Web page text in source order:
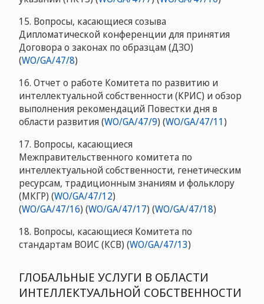
15. Вопросы, касающиеся созыва
Дипломатической конференции для принятия
Договора о законах по образцам (ДЗО)
(WO/GA/47/8)
16. Отчет о работе Комитета по развитию и
интеллектуальной собственности (КРИС) и обзор
выполнения рекомендаций Повестки дня в
области развития (WO/GA/47/9) (WO/GA/47/11)
17. Вопросы, касающиеся
Межправительственного комитета по
интеллектуальной собственности, генетическим
ресурсам, традиционным знаниям и фольклору
(МКГР) (WO/GA/47/12)
(WO/GA/47/16) (WO/GA/47/17) (WO/GA/47/18)
18. Вопросы, касающиеся Комитета по
стандартам ВОИС (КСВ) (WO/GA/47/13)
ГЛОБАЛЬНЫЕ УСЛУГИ В ОБЛАСТИ
ИНТЕЛЛЕКТУАЛЬНОЙ СОБСТВЕННОСТИ